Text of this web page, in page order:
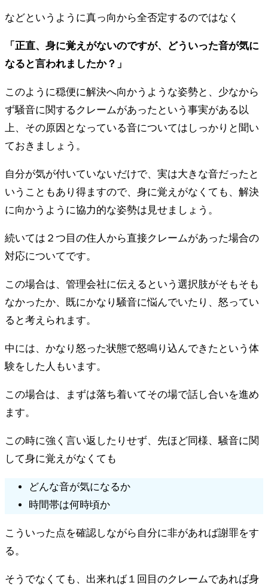
などというように真っ向から全否定するのではなく
「正直、身に覚えがないのですが、どういった音が気に
なると言われましたか？」
このように穏便に解決へ向かうような姿勢と、少なから
ず騒音に関するクレームがあったという事実がある以
上、その原因となっている音についてはしっかりと聞い
ておきましょう。
自分が気が付いていないだけで、実は大きな音だったと
いうこともあり得ますので、身に覚えがなくても、解決
に向かうように協力的な姿勢は見せましょう。
続いては２つ目の住人から直接クレームがあった場合の
対応についてです。
この場合は、管理会社に伝えるという選択肢がそもそも
なかったか、既にかなり騒音に悩んでいたり、怒ってい
ると考えられます。
中には、かなり怒った状態で怒鳴り込んできたという体
験をした人もいます。
この場合は、まずは落ち着いてその場で話し合いを進め
ます。
この時に強く言い返したりせず、先ほど同様、騒音に関
して身に覚えがなくても
どんな音が気になるか
時間帯は何時頃か
こういった点を確認しながら自分に非があれば謝罪をす
る。
そうでなくても、出来れば１回目のクレームであれば身